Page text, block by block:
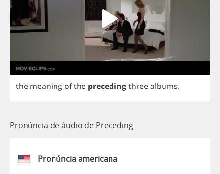
the meaning ofthe precedingthreealbums.
Pronúncia de áudio de Preceding
Pronúncia americana